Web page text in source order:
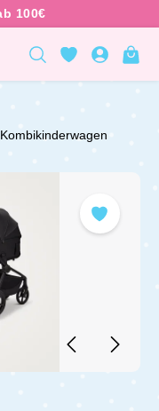
Kombikinderwagen